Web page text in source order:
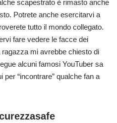
scapestrato è rimasto anche
Potrete anche esercitarvi a
tutto il mondo collegato.
fare vedere le facce dei
mi avrebbe chiesto di
alcuni famosi YouTuber sa
“incontrare” qualche fan a